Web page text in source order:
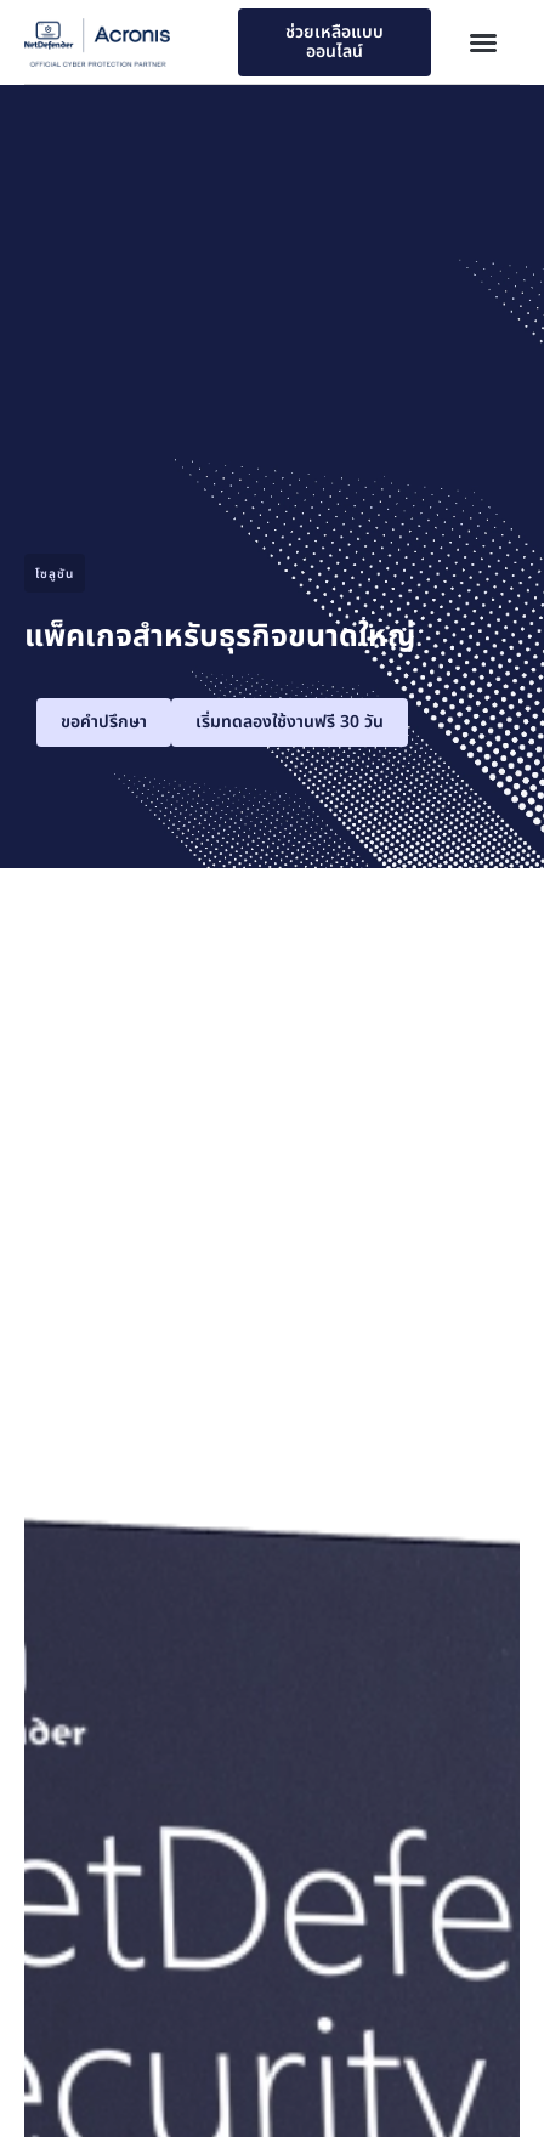
ช่วยเหลือแบบ
ออนไลน์
โซลูชัน
แพ็คเกจสำหรับธุรกิจขนาดใหญ่
ขอคำปรึกษา เริ่มทดลองใช้งานฟรี 30 วัน